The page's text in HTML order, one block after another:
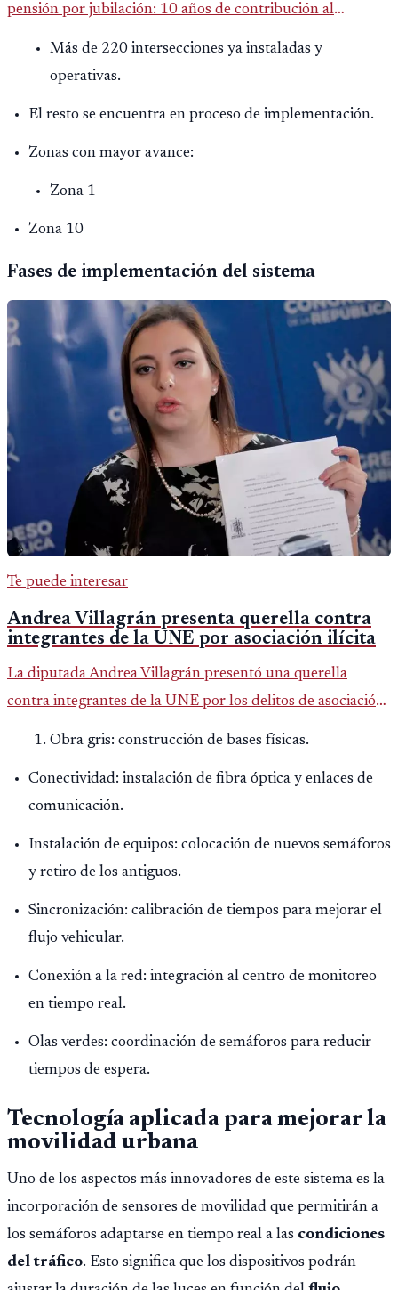
pensión por jubilación: 10 años de contribución al
Montepío y 50 años de edad, o 20 años de servicio sin
importar edad.
Más de 220 intersecciones ya instaladas y
operativas.
El resto se encuentra en proceso de implementación.
Zonas con mayor avance:
Zona 1
Zona 10
Fases de implementación del sistema
Te puede interesar
Andrea Villagrán presenta querella contra
integrantes de la UNE por asociación ilícita
La diputada Andrea Villagrán presentó una querella
contra integrantes de la UNE por los delitos de asociación
ilícita, terrorismo y sedición.
Obra gris: construcción de bases físicas.
Conectividad: instalación de fibra óptica y enlaces de
comunicación.
Instalación de equipos: colocación de nuevos semáforos
y retiro de los antiguos.
Sincronización: calibración de tiempos para mejorar el
flujo vehicular.
Conexión a la red: integración al centro de monitoreo
en tiempo real.
Olas verdes: coordinación de semáforos para reducir
tiempos de espera.
Tecnología aplicada para mejorar la
movilidad urbana
Uno de los aspectos más innovadores de este sistema es la
incorporación de sensores de movilidad que permitirán a
los semáforos adaptarse en tiempo real a las condiciones
del tráfico. Esto significa que los dispositivos podrán